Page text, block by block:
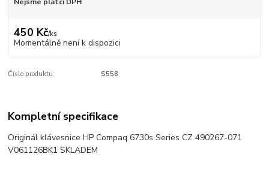
450 Kč/ks
Momentálně není k dispozici
Číslo produktu: S558
Kompletní specifikace
Originál klávesnice HP Compaq 6730s Series CZ 490267-071
V061126BK1 SKLADEM